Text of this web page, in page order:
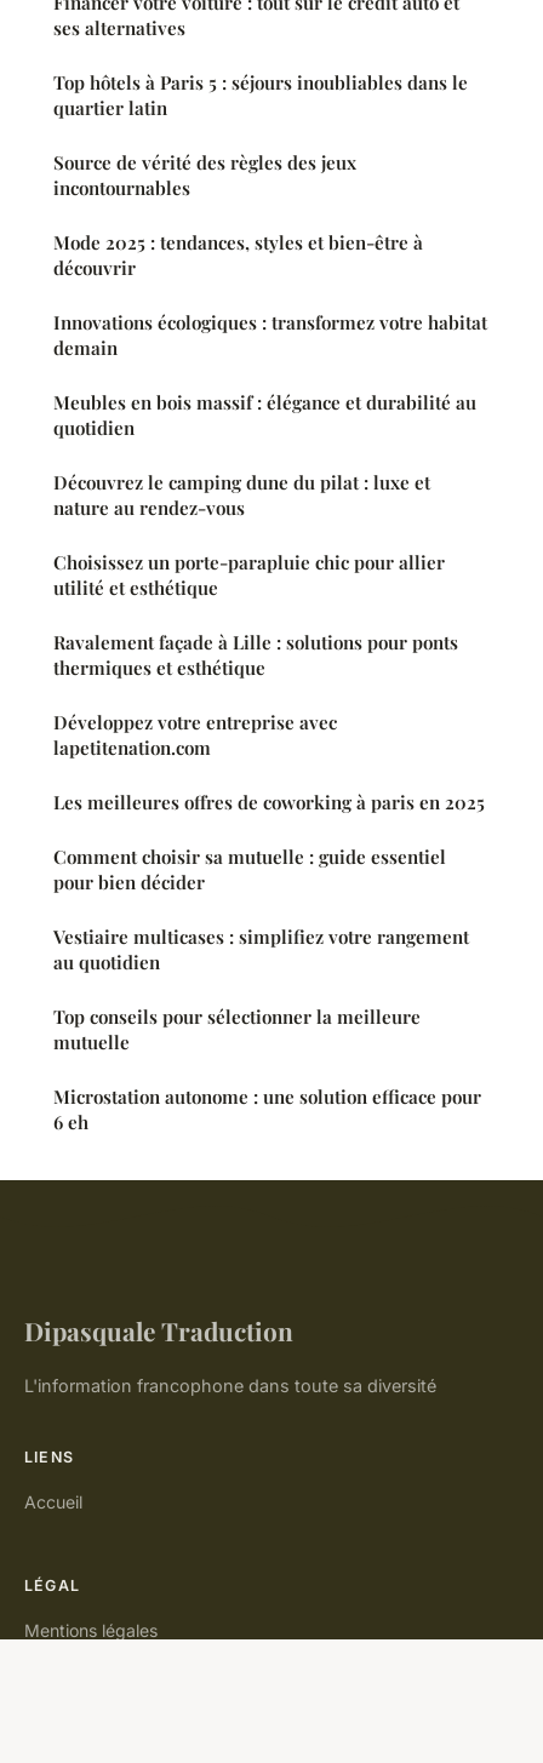
ses alternatives
Top hôtels à Paris 5 : séjours inoubliables dans le
quartier latin
Source de vérité des règles des jeux
incontournables
Mode 2025 : tendances, styles et bien-être à
découvrir
Innovations écologiques : transformez votre habitat
demain
Meubles en bois massif : élégance et durabilité au
quotidien
Découvrez le camping dune du pilat : luxe et
nature au rendez-vous
Choisissez un porte-parapluie chic pour allier
utilité et esthétique
Ravalement façade à Lille : solutions pour ponts
thermiques et esthétique
Développez votre entreprise avec
lapetitenation.com
Les meilleures offres de coworking à paris en 2025
Comment choisir sa mutuelle : guide essentiel
pour bien décider
Vestiaire multicases : simplifiez votre rangement
au quotidien
Top conseils pour sélectionner la meilleure
mutuelle
Microstation autonome : une solution efficace pour
6 eh
Dipasquale Traduction
L'information francophone dans toute sa diversité
LIENS
Accueil
LÉGAL
Mentions légales